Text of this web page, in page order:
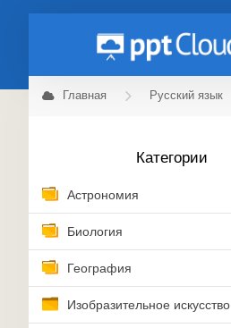
Главная Русский язык
Категории
Астрономия
Биология
География
Изобразительное искусство